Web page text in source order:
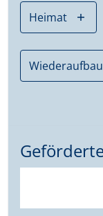
Heimat
Wiederaufbau